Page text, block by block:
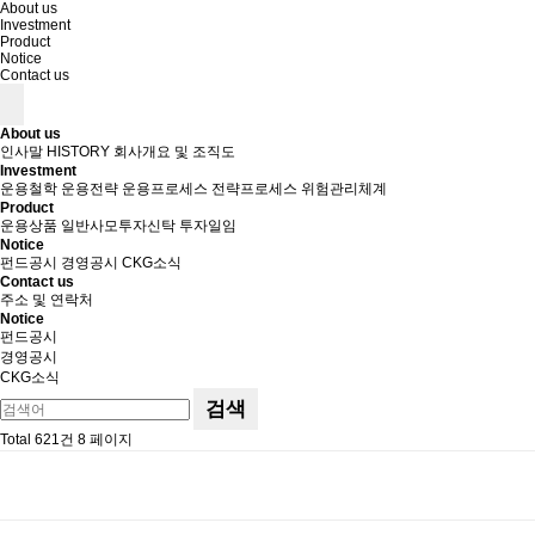
About us
Investment
Product
Notice
Contact us
About us
인사말 HISTORY 회사개요 및 조직도
Investment
운용철학 운용전략 운용프로세스 전략프로세스 위험관리체계
Product
운용상품 일반사모투자신탁 투자일임
Notice
펀드공시
경영공시 CKG소식
Contact us
주소 및 연락처
Notice
펀드공시
경영공시
CKG소식
검색
Total 621건 8 페이지